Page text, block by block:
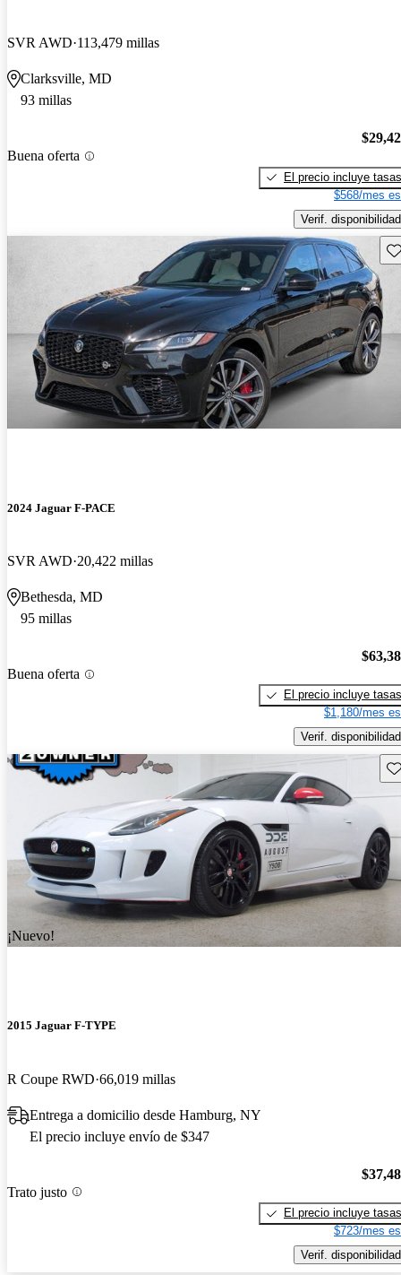
SVR AWD 113,479 millas
Clarksville, MD
93 millas
Buena oferta
El precio incluye tasas
$568/mes
Verif. disponibilidad
2024 Jaguar F-PACE
SVR AWD 20,422 millas
Bethesda, MD
95 millas
Buena oferta
El precio incluye tasas
$1,180/mes
Verif. disponibilidad
¡Nuevo!
2015 Jaguar F-TYPE
R Coupe RWD 66,019 millas
Entrega a domicilio desde Hamburg, NY
El precio incluye envío de $347
Trato justo
El precio incluye tasas
$723/mes
Verif. disponibilidad